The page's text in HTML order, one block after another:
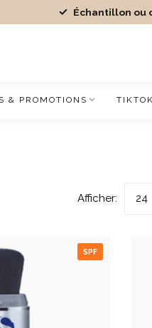
Échantillon ou
& PROMOTIONS
Afficher:
SPF